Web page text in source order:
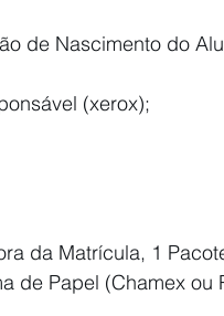
de Nascimento do
(xerox);
da Matrícula, 1
de Papel (Chamex